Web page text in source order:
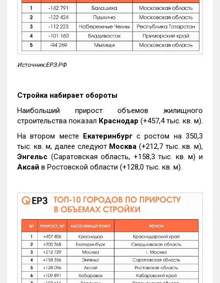
Источник:ЕРЗ.РФ
Стройка набирает обороты
Наибольший прирост объемов жилищного
строительства показал Краснодар (+457,4 тыс. кв. м).
На втором месте Екатеринбургс ростом на 350,3
тыс. кв. м, далее следуют Москва (+212,7 тыс. кв. м),
Энгельс (Саратовская область, +158,3 тыс. кв. м) и
Аксай в Ростовской области (+128,0 тыс. кв. м).